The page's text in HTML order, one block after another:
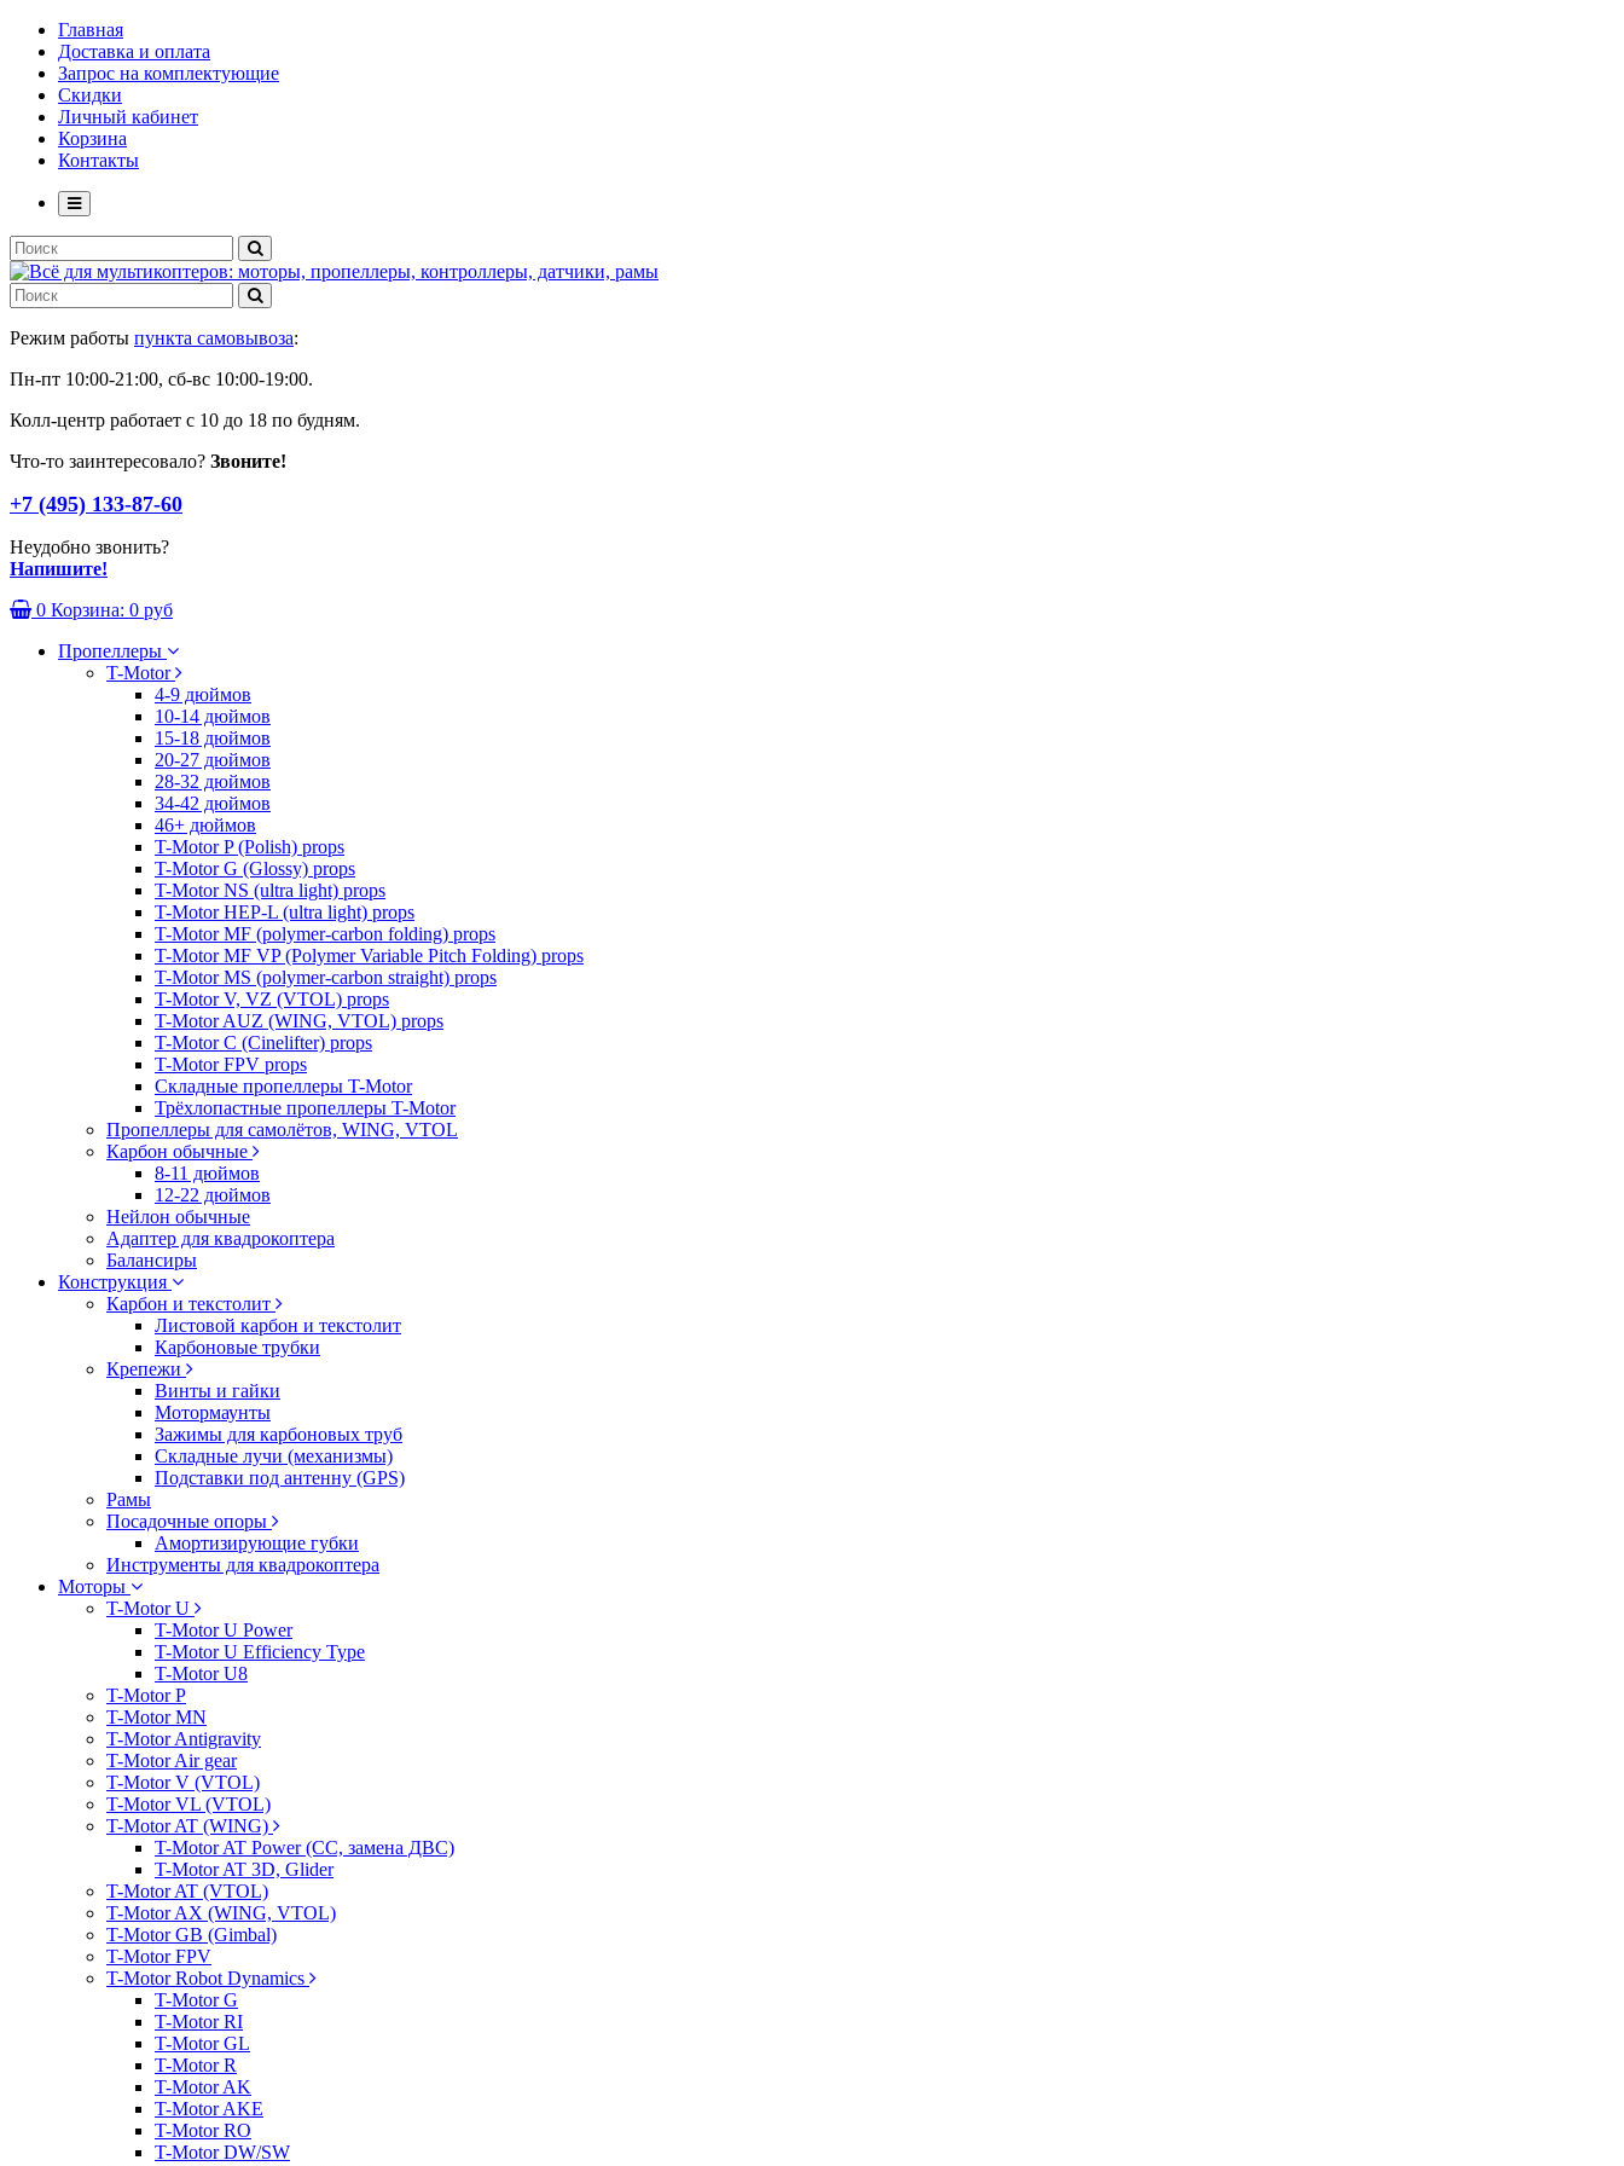
Главная
Доставка и оплата
Запрос на комплектующие
Скидки
Личный кабинет
Корзина
Контакты
Режим работы пункта самовывоза:
Пн-пт 10:00-21:00, сб-вс 10:00-19:00.
Колл-центр работает с 10 до 18 по будням.
Что-то заинтересовало? Звоните!
+7 (495) 133-87-60
Неудобно звонить?
Напишите!
0 Корзина: 0 руб
Пропеллеры
T-Motor
4-9 дюймов
10-14 дюймов
15-18 дюймов
20-27 дюймов
28-32 дюймов
34-42 дюймов
46+ дюймов
T-Motor P (Polish) props
T-Motor G (Glossy) props
T-Motor NS (ultra light) props
T-Motor HEP-L (ultra light) props
T-Motor MF (polymer-carbon folding) props
T-Motor MF VP (Polymer Variable Pitch Folding) props
T-Motor MS (polymer-carbon straight) props
T-Motor V, VZ (VTOL) props
T-Motor AUZ (WING, VTOL) props
T-Motor C (Cinelifter) props
T-Motor FPV props
Складные пропеллеры T-Motor
Трёхлопастные пропеллеры T-Motor
Пропеллеры для самолётов, WING, VTOL
Карбон обычные
8-11 дюймов
12-22 дюймов
Нейлон обычные
Адаптер для квадрокоптера
Балансиры
Конструкция
Карбон и текстолит
Листовой карбон и текстолит
Карбоновые трубки
Крепежи
Винты и гайки
Мотормаунты
Зажимы для карбоновых труб
Складные лучи (механизмы)
Подставки под антенну (GPS)
Рамы
Посадочные опоры
Амортизирующие губки
Инструменты для квадрокоптера
Моторы
T-Motor U
T-Motor U Power
T-Motor U Efficiency Type
T-Motor U8
T-Motor P
T-Motor MN
T-Motor Antigravity
T-Motor Air gear
T-Motor V (VTOL)
T-Motor VL (VTOL)
T-Motor AT (WING)
T-Motor AT Power (CC, замена ДВС)
T-Motor AT 3D, Glider
T-Motor AT (VTOL)
T-Motor AX (WING, VTOL)
T-Motor GB (Gimbal)
T-Motor FPV
T-Motor Robot Dynamics
T-Motor G
T-Motor RI
T-Motor GL
T-Motor R
T-Motor AK
T-Motor AKE
T-Motor RO
T-Motor DW/SW